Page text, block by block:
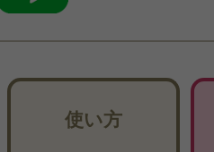
使い方